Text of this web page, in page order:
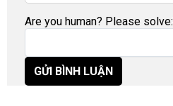
Are you human? Please solve: